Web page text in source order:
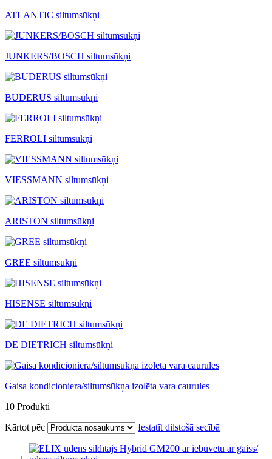
ATLANTIC siltumsūkņi
JUNKERS/BOSCH siltumsūkņi
BUDERUS siltumsūkņi
FERROLI siltumsūkņi
VIESSMANN siltumsūkņi
ARISTON siltumsūkņi
GREE siltumsūkņi
HISENSE siltumsūkņi
DE DIETRICH siltumsūkņi
Gaisa kondicioniera/siltumsūkņa izolēta vara caurules
10 Produkti
Kārtot pēc
Iestatīt dilstošā secībā